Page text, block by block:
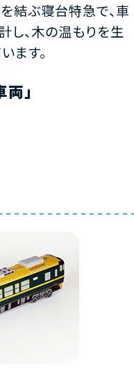
結ぶ寝台特急で、車
し、木の温もりを生
ます。
」